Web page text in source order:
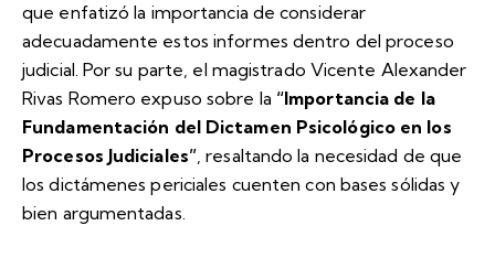
que enfatizó la importancia de considerar
adecuadamente estos informes dentro del proceso
judicial. Por su parte, el magistrado Vicente Alexander
Rivas Romero expuso sobre la “Importancia de la
Fundamentación del Dictamen Psicológico en los
Procesos Judiciales”, resaltando la necesidad de que
los dictámenes periciales cuenten con bases sólidas y
bien argumentadas.